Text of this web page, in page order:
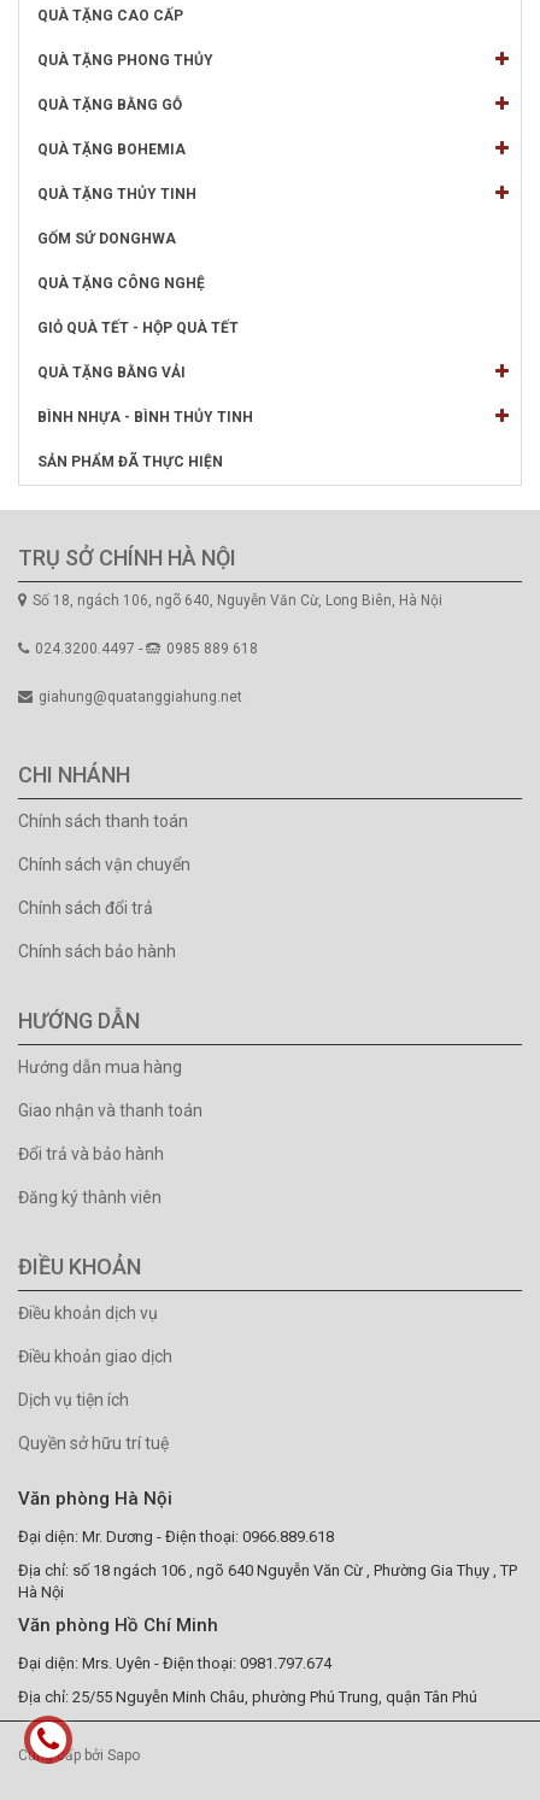
QUÀ TẶNG CAO CẤP
QUÀ TẶNG PHONG THỦY
QUÀ TẶNG BẰNG GỖ
QUÀ TẶNG BOHEMIA
QUÀ TẶNG THỦY TINH
GỐM SỨ DONGHWA
QUÀ TẶNG CÔNG NGHỆ
GIỎ QUÀ TẾT - HỘP QUÀ TẾT
QUÀ TẶNG BẰNG VẢI
BÌNH NHỰA - BÌNH THỦY TINH
SẢN PHẨM ĐÃ THỰC HIỆN
TRỤ SỞ CHÍNH HÀ NỘI
Số 18, ngách 106, ngõ 640, Nguyễn Văn Cừ, Long Biên, Hà Nội
024.3200.4497 - 0985 889 618
giahung@quatanggiahung.net
CHI NHÁNH
Chính sách thanh toán
Chính sách vận chuyển
Chính sách đổi trả
Chính sách bảo hành
HƯỚNG DẪN
Hướng dẫn mua hàng
Giao nhận và thanh toán
Đổi trả và bảo hành
Đăng ký thành viên
ĐIỀU KHOẢN
Điều khoản dịch vụ
Điều khoản giao dịch
Dịch vụ tiện ích
Quyền sở hữu trí tuệ
Văn phòng Hà Nội
Đại diện: Mr. Dương - Điện thoại: 0966.889.618
Địa chỉ: số 18 ngách 106 , ngõ 640 Nguyễn Văn Cừ , Phường Gia Thụy , TP
Hà Nội
Văn phòng Hồ Chí Minh
Đại diện: Mrs. Uyên - Điện thoại: 0981.797.674
Địa chỉ: 25/55 Nguyễn Minh Châu, phường Phú Trung, quận Tân Phú
Cung cấp bởi Sapo